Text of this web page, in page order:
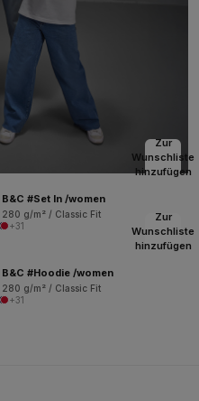
Zur
Wunschliste
hinzufügen
B&C #Set In /women
280 g/m² / Classic Fit
+31
Zur
Wunschliste
hinzufügen
B&C #Hoodie /women
280 g/m² / Classic Fit
+31